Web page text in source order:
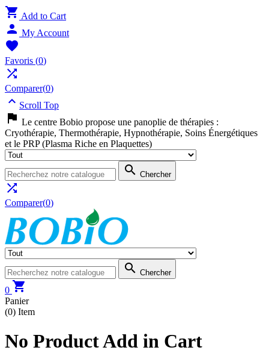
 Add to Cart
 My Account

Favoris (0)

Comparer(0)
 Scroll Top
 Le centre Bobio propose une panoplie de thérapies :
Cryothérapie, Thermothérapie, Hypnothérapie, Soins Énergétiques
et le PRP (Plasma Riche en Plaquettes)
 Chercher

Comparer(0)
 Chercher
0 
Panier
(0) Item
No Product Add in Cart